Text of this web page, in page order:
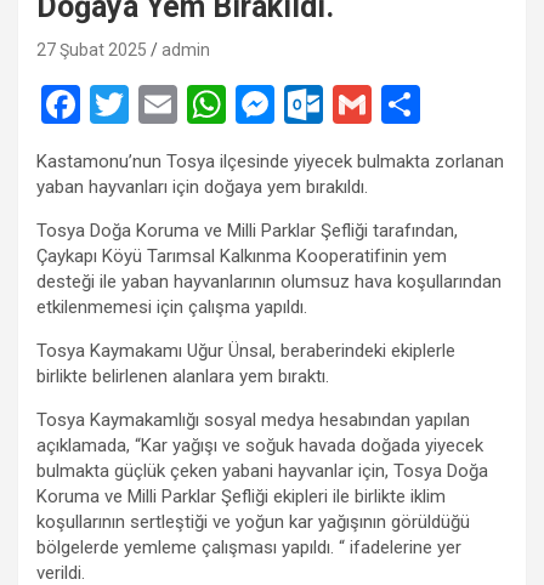
27 Şubat 2025 admin
F
ce
b
o
o
k
T
wi
tt
er
E
ail
W
at
s
A
p
p
M
es
se
n
g
er
O
ut
lo
o
k.
c
o
m
G
m
ail ar
e
Kastamonu’nun Tosya ilçesinde yiyecek bulmakta zorlanan
yaban hayvanları için doğaya yem bırakıldı.
Tosya Doğa Koruma ve Milli Parklar Şefliği tarafından,
Çaykapı Köyü Tarımsal Kalkınma Kooperatifinin yem
desteği ile yaban hayvanlarının olumsuz hava koşullarından
etkilenmemesi için çalışma yapıldı.
Tosya Kaymakamı Uğur Ünsal, beraberindeki ekiplerle
birlikte belirlenen alanlara yem bıraktı.
Tosya Kaymakamlığı sosyal medya hesabından yapılan
açıklamada, “Kar yağışı ve soğuk havada doğada yiyecek
bulmakta güçlük çeken yabani hayvanlar için, Tosya Doğa
Koruma ve Milli Parklar Şefliği ekipleri ile birlikte iklim
koşullarının sertleştiği ve yoğun kar yağışının görüldüğü
bölgelerde yemleme çalışması yapıldı. “ ifadelerine yer
verildi.